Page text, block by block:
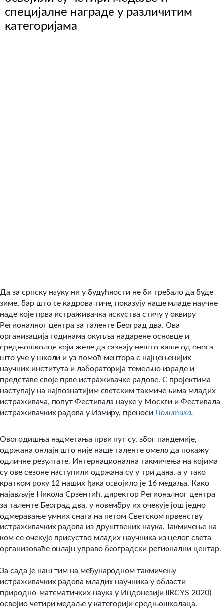
специјалне награде у различитим
категоријама
Да за српску науку ни у будућности не би требало да буде
зиме, бар што се кадрова тиче, показују наше младе научне
наде које прва истраживачка искуства стичу у оквиру
Регионалног центра за таленте Београд два. Ова
организација годинама окупља надарене основце и
средњошколце који желе да сазнају нешто више од онога
што уче у школи и уз помоћ ментора с најцењенијих
научних института и лабораторија темељно израде и
представе своје прве истраживачке радове. С пројектима
наступају на најпознатијим светским такмичењима младих
истраживача, попут Фестивала науке у Москви и Фестивала
истраживачких радова у Измиру, преноси Политика.
Овогодишња надметања први пут су, због пандемије,
одржана онлајн што није наше таленте омело да покажу
одличне резултате. Интернационална такмичења на којима
су ове сезоне наступили одржана су у три дана, а у тако
кратком року 12 наших ђака освојило је 16 медаља. Како
најављује Никола Срзентић, директор Регионалног центра
за таленте Београд два, у новембру их очекује још једно
одмеравање умних снага на петом Светском првенству
истраживачких радова из друштвених наука. Такмичење на
ком се очекује присуство младих научника из целог света
организоваће онлајн управо београдски регионални центар.
За сада је наш тим на међународном такмичењу
истраживачких радова младих научника у области
природно-математичких наука у Индонезији (IRCYS 2020)
освојио четири медаље у категорији средњошколаца.